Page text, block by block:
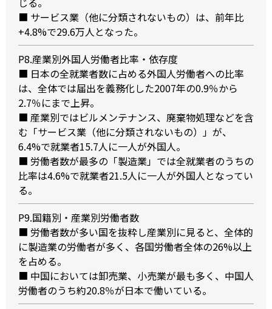
■ サービス業（他に分類されないもの）は、前年比
+4.8%で29.6万人となった。
P8.産業別外国人労働者比率・依存度
■ 日本の全就業者数に占める外国人労働者への比率
は、全体では届出を義務化した2007年の0.9％から
2.7％にまで上昇。
■ 産業別ではビルメンテナンス、廃棄物処理などを含
む「サービス業（他に分類されないもの）」が、
6.4%で就業者15.7人に一人が外国人。
■ 労働者数が最多の「製造業」では全就業者のうちの
比率は4.6%で就業者21.5人に一人が外国人となってい
る。
P9.国籍別・産業別労働者数
■ 労働者数が多い国を抜粋し産業別に見ると、全体的
に製造業の労働者が多く、各国労働者全体の26%以上
を占める。
■ 中国においては卸売業、小売業が最も多く、中国人
労働者のうち約20.8％が日本で働いている。